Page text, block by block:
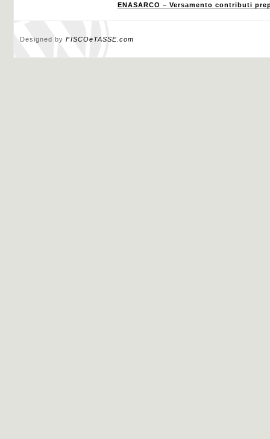
ENASARCO – Versamento contributi
Designed by FISCOeTASSE.com